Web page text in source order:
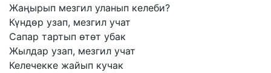
Жаңырып мезгил уланып келеби?
Күндөр узап, мезгил учат
Сапар тартып өтөт убак
Жылдар узап, мезгил учат
Келечекке жайып кучак